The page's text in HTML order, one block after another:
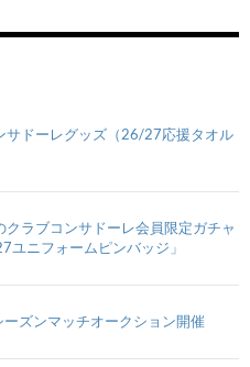
ドーレグッズ（26/27応援タオル
ラブコンサドーレ会員限定ガチャ
ニフォームピンバッジ」
ズンマッチオークション開催